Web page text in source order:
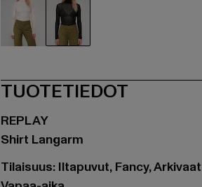
TUOTETIEDOT
REPLAY
Shirt Langarm
Tilaisuus: Iltapuvut, Fancy,